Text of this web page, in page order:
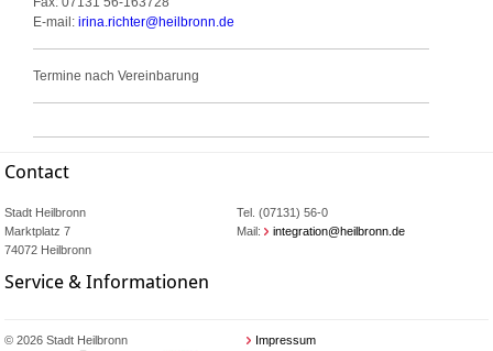
E-mail: irina.richter@heilbronn.de
Termine nach Vereinbarung
Contact
Stadt Heilbronn
Marktplatz 7
74072 Heilbronn
Tel. (07131) 56-0
Mail:
integration@heilbronn.de
Service & Informationen
© 2026 Stadt Heilbronn Impressum